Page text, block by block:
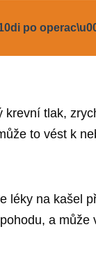
po
tlak,
to vést k
léky na kašel
a